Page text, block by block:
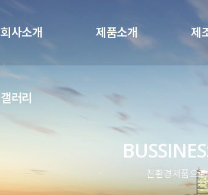
회사소개 제품소개 제
갤러리
친환경제품으